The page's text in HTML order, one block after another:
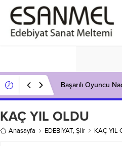
Başarılı Oyuncu
KAÇ YIL OLDU
Anasayfa EDEBİYAT,Şiir KAÇ YIL